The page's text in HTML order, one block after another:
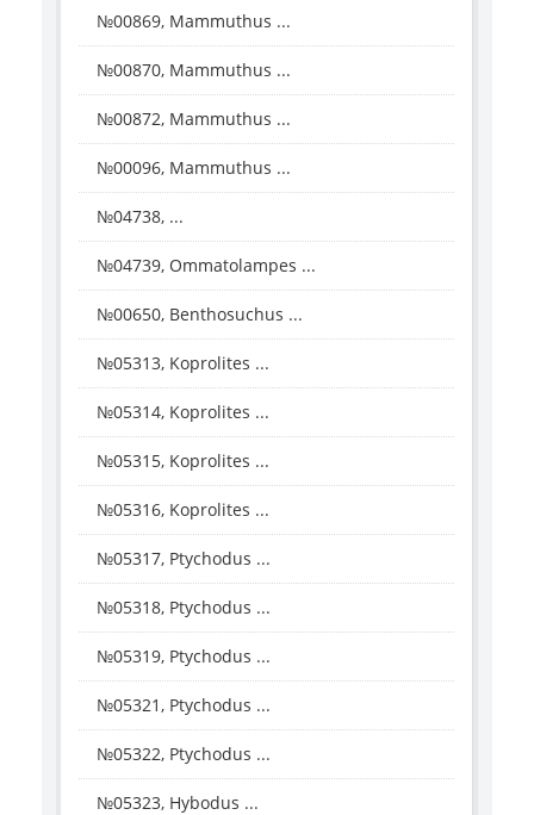
№00869, Mammuthus ...
№00870, Mammuthus ...
№00872, Mammuthus ...
№00096, Mammuthus ...
№04738, ...
№04739, Ommatolampes ...
№00650, Benthosuchus ...
№05313, Koprolites ...
№05314, Koprolites ...
№05315, Koprolites ...
№05316, Koprolites ...
№05317, Ptychodus ...
№05318, Ptychodus ...
№05319, Ptychodus ...
№05321, Ptychodus ...
№05322, Ptychodus ...
№05323, Hybodus ...